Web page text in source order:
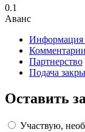
0.1
Аванс
Информация
Комментарии
Партнерство
Подача
Оставить
Участвую,